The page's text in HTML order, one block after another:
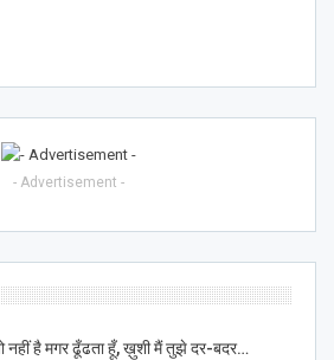
- Advertisement -
नहीं है मगर ढूँढता हूँ, ख़ुशी मैं तुझे दर-बदर…